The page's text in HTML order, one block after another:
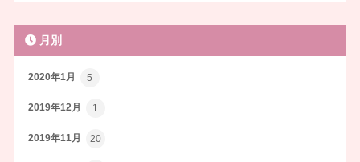
月別
2020年1月 5
2019年12月 1
2019年11月 20